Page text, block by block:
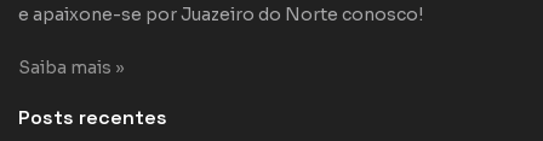
e apaixone-se por Juazeiro do Norte conosco!
Saiba mais »
Posts recentes